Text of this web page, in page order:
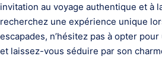
invitation au voyage authentique et à
recherchez une expérience unique
escapades, n’hésitez pas à opter
et laissez-vous séduire par son